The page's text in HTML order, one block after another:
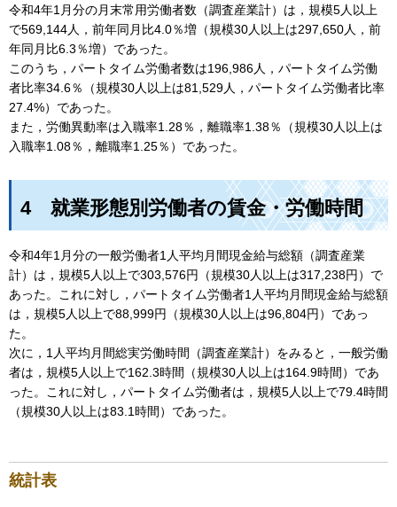
令和4年1月分の月末常用労働者数（調査産業計）は，規模5人以上
で569,144人，前年同月比4.0％増（規模30人以上は297,650人，前
年同月比6.3％増）であった。
このうち，パートタイム労働者数は196,986人，パートタイム労働
者比率34.6％（規模30人以上は81,529人，パートタイム労働者比率
27.4%）であった。
また，労働異動率は入職率1.28％，離職率1.38％（規模30人以上は
入職率1.08％，離職率1.25％）であった。
4 就業形態別労働者の賃金・労働時間
令和4年1月分の一般労働者1人平均月間現金給与総額（調査産業
計）は，規模5人以上で303,576円（規模30人以上は317,238円）で
あった。これに対し，パートタイム労働者1人平均月間現金給与総額
は，規模5人以上で88,999円（規模30人以上は96,804円）であっ
た。
次に，1人平均月間総実労働時間（調査産業計）をみると，一般労働
者は，規模5人以上で162.3時間（規模30人以上は164.9時間）であ
った。これに対し，パートタイム労働者は，規模5人以上で79.4時間
（規模30人以上は83.1時間）であった。
統計表